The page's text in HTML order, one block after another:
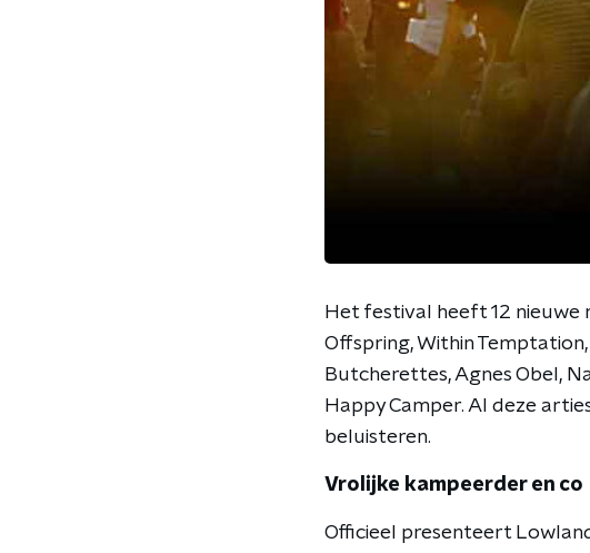
Het festival heeft 12 nieuwe
Offspring, Within
Butcherettes, Agnes Obel,
Happy Camper. Al deze
beluisteren.
Vrolijke kampeerder en co
Officieel presenteert